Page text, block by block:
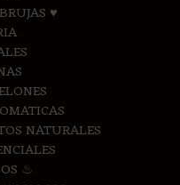
♥
NATURALES
♨